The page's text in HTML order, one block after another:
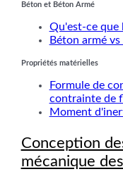
Béton et Béton Armé
Qu'est-ce que
Béton armé
Propriétés matérielles
Formule de
contrainte de
Moment
Conception
mécanique